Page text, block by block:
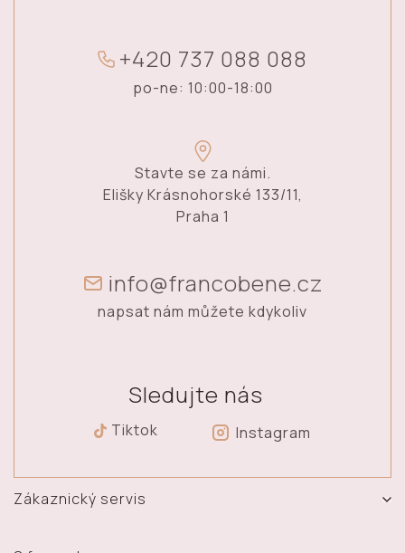
+420 737 088 088
po-ne: 10:00-18:00
Stavte se za námi.
Elišky Krásnohorské 133/11,
Praha 1
info@francobene.cz
napsat nám můžete kdykoliv
Sledujte nás
Tiktok Instagram
Zákaznický servis